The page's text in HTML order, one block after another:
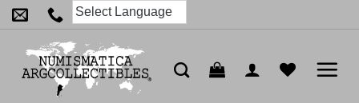
Saltar
al
contenido